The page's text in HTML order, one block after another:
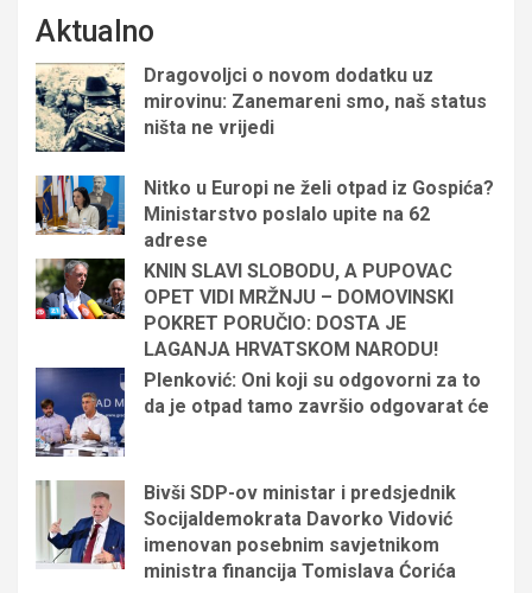
Aktualno
Dragovoljci o novom dodatku uz
mirovinu: Zanemareni smo, naš status
ništa ne vrijedi
Nitko u Europi ne želi otpad iz Gospića?
Ministarstvo poslalo upite na 62
adrese
KNIN SLAVI SLOBODU, A PUPOVAC
OPET VIDI MRŽNJU – DOMOVINSKI
POKRET PORUČIO: DOSTA JE
LAGANJA HRVATSKOM NARODU!
Plenković: Oni koji su odgovorni za to
da je otpad tamo završio odgovarat će
Bivši SDP-ov ministar i predsjednik
Socijaldemokrata Davorko Vidović
imenovan posebnim savjetnikom
ministra financija Tomislava Ćorića